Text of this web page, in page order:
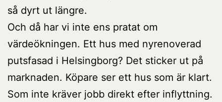
så dyrt ut längre.
Och då har vi inte ens pratat om
värdeökningen. Ett hus med nyrenoverad
putsfasad i Helsingborg? Det sticker ut på
marknaden. Köpare ser ett hus som är klart.
Som inte kräver jobb direkt efter inflyttning.